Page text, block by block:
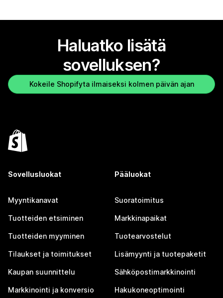
Haluatko lisätä
sovelluksen?
Kokeile Shopifyta ilmaiseksi kolmen päivän ajan
Sovellusluokat
Myyntikanavat
Tuotteiden etsiminen
Tuotteiden myyminen
Tilaukset ja toimitukset
Kaupan suunnittelu
Markkinointi ja konversio
Pääluokat
Suoratoimitus
Markkinapaikat
Tuotearvostelut
Lisämyynti ja tuotepaketit
Sähköpostimarkkinointi
Hakukoneoptimointi